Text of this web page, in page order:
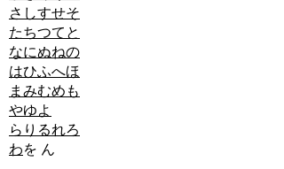
さ しすせそ
たちつて と
なにぬねの
はひふへほ
ま みむめ も
やゆよ
ら り るれろ
わを ん